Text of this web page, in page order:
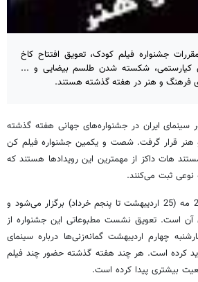
جشنواره فیلم کودک، تعویق افتتاح کاخ
کیارستمی، شکسته شدن طلسم بیضایی و ...
فرهنگ و هنر در هفته گذشته هستند.
سینمای ایران در جشنواره‌های جهانی هفته گذشته
هنر قرار گرفت. شصت و یکمین جشنواره فیلم کن
هات داکز از مهمترین این رویدادها هستند که
نوعی ثبت می‌کنند.
جشنواره فیلم کن از 14 تا 25 مه (25 اردیبهشت تا پنجم خرداد) برگزار می‌شود و
است. تعویق نشست مطبوعاتی این جشنواره از
به چهارشنبه چهارم اردیبهشت گمانه‌زنی‌ها درباره سینمای
کرده است. هر چند هفته گذشته حضور چند فیلم
بیشتری پیدا کرده است.